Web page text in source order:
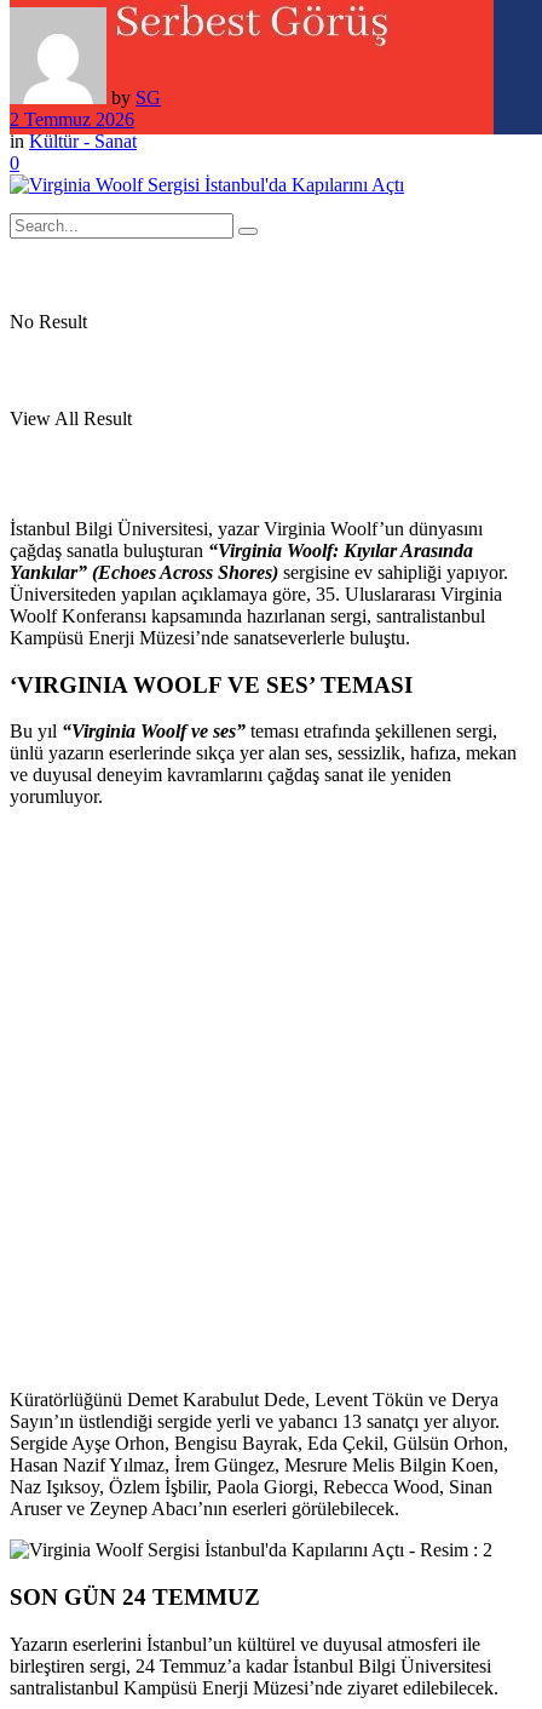
No Result
View All Result
by SG
2 Temmuz 2026
in Kültür - Sanat
0
İstanbul Bilgi Üniversitesi, yazar Virginia Woolf’un dünyasını
çağdaş sanatla buluşturan “Virginia Woolf: Kıyılar Arasında
Yankılar” (Echoes Across Shores) sergisine ev sahipliği yapıyor.
Üniversiteden yapılan açıklamaya göre, 35. Uluslararası Virginia
Woolf Konferansı kapsamında hazırlanan sergi, santralistanbul
Kampüsü Enerji Müzesi’nde sanatseverlerle buluştu.
‘VIRGINIA WOOLF VE SES’ TEMASI
Bu yıl “Virginia Woolf ve ses” teması etrafında şekillenen sergi,
ünlü yazarın eserlerinde sıkça yer alan ses, sessizlik, hafıza, mekan
ve duyusal deneyim kavramlarını çağdaş sanat ile yeniden
yorumluyor.
Küratörlüğünü Demet Karabulut Dede, Levent Tökün ve Derya
Sayın’ın üstlendiği sergide yerli ve yabancı 13 sanatçı yer alıyor.
Sergide Ayşe Orhon, Bengisu Bayrak, Eda Çekil, Gülsün Orhon,
Hasan Nazif Yılmaz, İrem Güngez, Mesrure Melis Bilgin Koen,
Naz Işıksoy, Özlem İşbilir, Paola Giorgi, Rebecca Wood, Sinan
Aruser ve Zeynep Abacı’nın eserleri görülebilecek.
SON GÜN 24 TEMMUZ
Yazarın eserlerini İstanbul’un kültürel ve duyusal atmosferi ile
birleştiren sergi, 24 Temmuz’a kadar İstanbul Bilgi Üniversitesi
santralistanbul Kampüsü Enerji Müzesi’nde ziyaret edilebilecek.